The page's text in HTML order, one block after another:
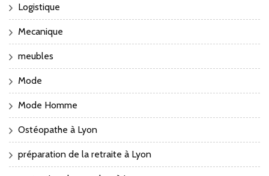
Logistique
Mecanique
meubles
Mode
Mode Homme
Ostéopathe à Lyon
préparation de la retraite à Lyon